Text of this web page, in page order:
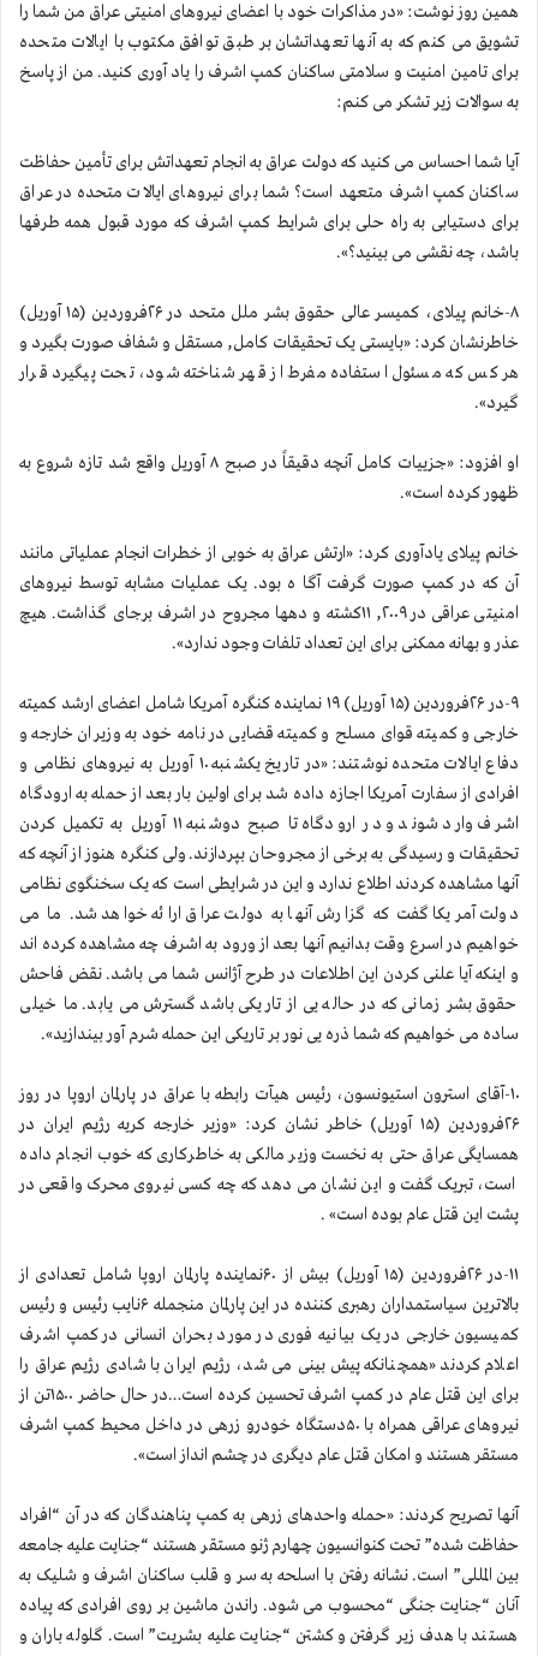
همین روز نوشت: «در مذاکرات خود با اعضای نیروهای امنیتی عراق من شما را
تشویق می کنم که به آنها تعهداتشان بر طبق توافق مکتوب با ایالات متحده
برای تامین امنیت و سلامتی ساکنان کمپ اشرف را یاد آوری کنید. من از پاسخ
به سوالات زیر تشکر می کنم:
آیا شما احساس می کنید که دولت عراق به انجام تعهداتش برای تأمین حفاظت
ساکنان کمپ اشرف متعهد است؟ شما برای نیروهای ایالات متحده در عراق
برای دستیابی به راه حلی برای شرایط کمپ اشرف که مورد قبول همه طرفها
باشد، چه نقشی می بینید؟».
۸-خانم پیلای، کمیسر عالی حقوق بشر ملل متحد در ۲۶فروردین (۱۵ آوریل)
خاطرنشان کرد: «بایستی یک تحقیقات کامل, مستقل و شفاف صورت بگیرد و
هر کس که مسئول استفاده مفرط از قهر شناخته شود، تحت پیگیرد قرار
گیرد».
او افزود: «جزییات کامل آنچه دقیقاً در صبح ۸ آوریل واقع شد تازه شروع به
ظهور کرده است».
خانم پیلای یادآوری کرد: «ارتش عراق به ‌خوبی از خطرات انجام عملیاتی مانند
آن که در کمپ صورت گرفت آگا ه بود. یک عملیات مشابه توسط نیروهای
امنیتی عراقی در ۲۰۰۹, ۱۱کشته و دهها مجروح در اشرف برجای گذاشت. هیچ
عذر و بهانه ممکنی برای این تعداد تلفات وجود ندارد».
۹-در ۲۶فروردین (۱۵ آوریل) ۱۹ نماینده کنگره آمریکا شامل اعضای ارشد کمیته
خارجی و کمیته قوای مسلح و کمیته قضایی در نامه خود به وزیران خارجه و
دفاع ایالات متحده نوشتند: «در تاریخ یکشنبه ۱۰ آوریل به نیروهای نظامی و
افرادی از سفارت آمریکا اجازه داده شد برای اولین بار بعد از حمله به ارودگاه
اشرف وارد شوند و در ارودگاه تا صبح دوشنبه ۱۱ آوریل به تکمیل کردن
تحقیقات و رسیدگی به برخی از مجروحان بپردازند. ولی کنگره هنوز از آنچه که
آنها مشاهده کردند اطلاع ندارد و این در شرایطی است که یک سخنگوی نظامی
دولت آمریکا گفت که گزارش آنها به دولت عراق ارائه خواهد شد. ما می
خواهیم در اسرع وقت بدانیم آنها بعد از ورود به اشرف چه مشاهده کرده اند
و اینکه آیا علنی کردن این اطلاعات در طرح آژانس شما می باشد. نقض فاحش
حقوق بشر زمانی که در حاله یی از تاریکی باشد گسترش می یابد. ما خیلی
ساده می خواهیم که شما ذره یی نور بر تاریکی این حمله شرم آور بیندازید».
۱۰-آقای استرون استیونسون، رئیس هیآت رابطه با عراق در پارلمان اروپا در روز
۲۶فروردین (۱۵ آوریل) خاطر نشان کرد: «وزیر خارجه کریه رژیم ایران در
همسایگی عراق حتی به نخست وزیر مالکی به خاطرکاری که خوب انجام داده
است، تبریک گفت و این نشان می دهد که چه کسی نیروی محرک واقعی در
پشت این قتل عام بوده است» .
۱۱-در ۲۶فروردین (۱۵ آوریل) بیش از ۶۰نماینده پارلمان اروپا شامل تعدادی از
بالاترین سیاستمداران رهبری کننده در این پارلمان منجمله ۶نایب رئیس و رئیس
کمیسیون خارجی در یک بیانیه فوری در مورد بحران انسانی در کمپ اشرف
اعلام کردند «همچنانکه پیش بینی می شد، رژیم ایران با شادی رژیم عراق را
برای این قتل عام در کمپ اشرف تحسین کرده است…در حال حاضر ۱۵۰۰تن از
نیروهای عراقی همراه با ۵۰دستگاه خودرو زرهی در داخل محیط کمپ اشرف
مستقر هستند و امکان قتل عام دیگری در چشم انداز است».
آنها تصریح کردند: «حمله واحدهای زرهی به کمپ پناهندگان که در آن “افراد
حفاظت شده” تحت کنوانسیون چهارم ژنو مستقر هستند “جنایت علیه جامعه
بین المللی” است. نشانه رفتن با اسلحه به سر و قلب ساکنان اشرف و شلیک به
آنان “جنایت جنگی “محسوب می شود. راندن ماشین بر روی افرادی که پیاده
هستند با هدف زیر گرفتن و کشتن “جنایت علیه بشریت” است. گلوله باران و